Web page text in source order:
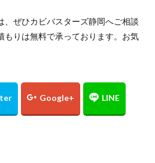
、ぜひカビバスターズ静岡へご相談
もりは無料で承っております。お気